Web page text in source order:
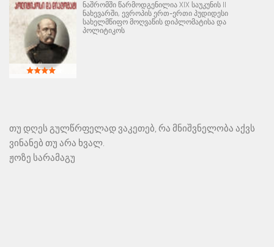
ნაშრომში წარმოდგენილია XIX საუკუნის II
ნახევარში, ევროპის ერთ-ერთი პუდიდესი
სახელმწიფო მოღვაწის დიპლომატისა და
პოლიტიკოს
თუ დღეს გულწრფელად ვაკეთებ, რა მნიშვნელობა აქვს
ვინანებ თუ არა ხვალ.
ჟოზე სარამაგუ